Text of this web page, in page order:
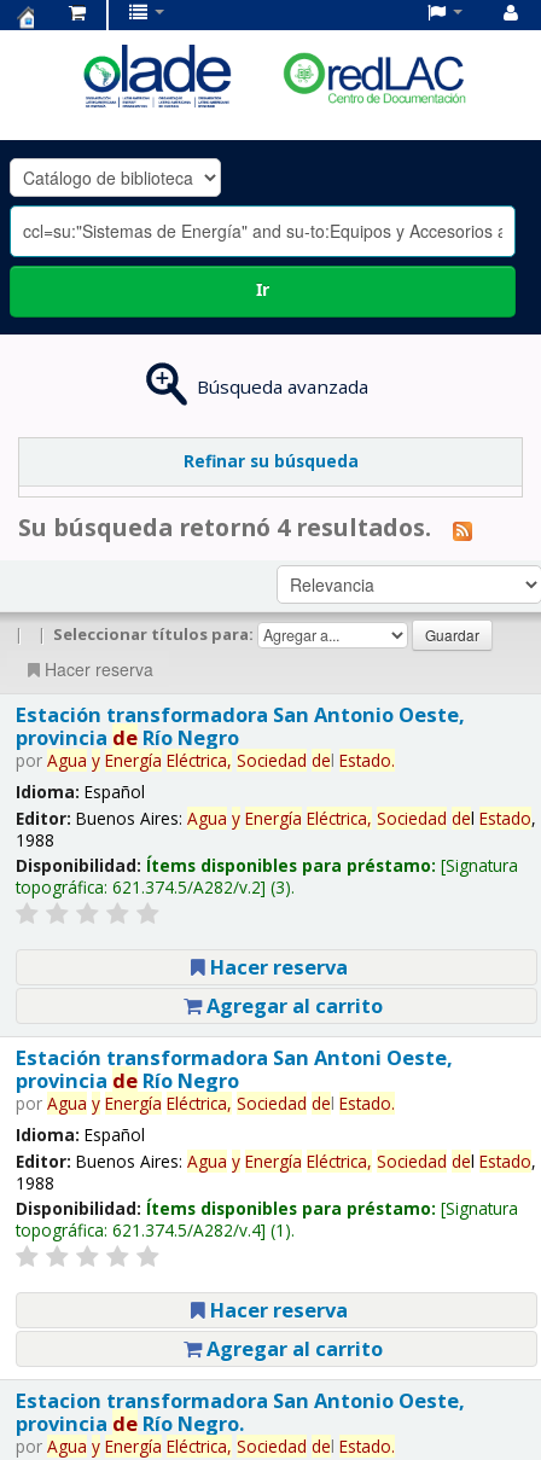
OLADE
-
Ir
Búsqueda avanzada
Refinar su búsqueda
Su búsqueda retornó 4 resultados.
| | Seleccionar títulos para:
Hacer reserva
Estación transformadora San Antonio Oeste,
provincia deRío Negro
por Agua y Energía Eléctrica, Sociedad del Estado.
Idioma: Español
Editor: Buenos Aires: Agua y Energía Eléctrica, Sociedad del Estado,
1988
Disponibilidad: Ítems disponibles para préstamo: Signatura
topográfica: 621.374.5/A282/v.2 (3).
Hacer reserva
Agregar al carrito
Estación transformadora San Antoni Oeste,
provincia deRío Negro
por Agua y Energía Eléctrica, Sociedad del Estado.
Idioma: Español
Editor: Buenos Aires: Agua y Energía Eléctrica, Sociedad del Estado,
1988
Disponibilidad: Ítems disponibles para préstamo: Signatura
topográfica: 621.374.5/A282/v.4 (1).
Hacer reserva
Agregar al carrito
Estacion transformadora San Antonio Oeste,
provincia deRío Negro.
por Agua y Energía Eléctrica, Sociedad del Estado.